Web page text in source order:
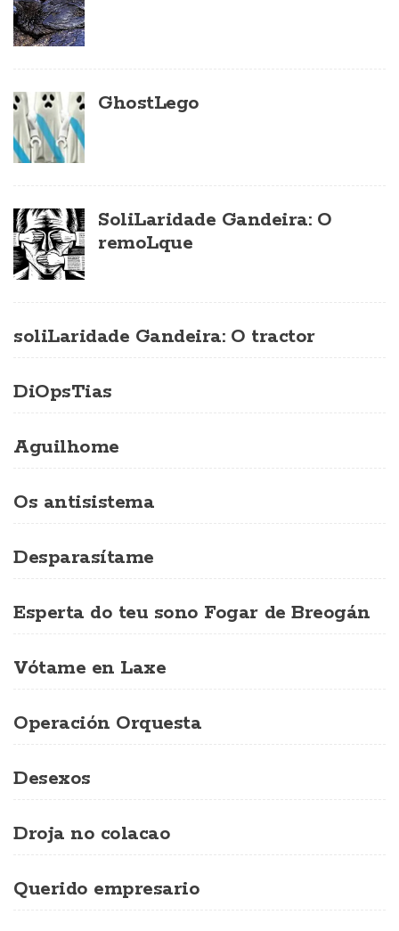
GhostLego
SoliLaridade Gandeira: O
remoLque
soliLaridade Gandeira: O tractor
DiOpsTias
Aguilhome
Os antisistema
Desparasítame
Esperta do teu sono Fogar de Breogán
Vótame en Laxe
Operación Orquesta
Desexos
Droja no colacao
Querido empresario